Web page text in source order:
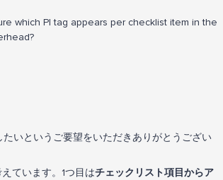
which PI tag appears per checklist item in the
いというご要望をいただきありがとうござい
ています。1つ目はチェックリスト項目からア